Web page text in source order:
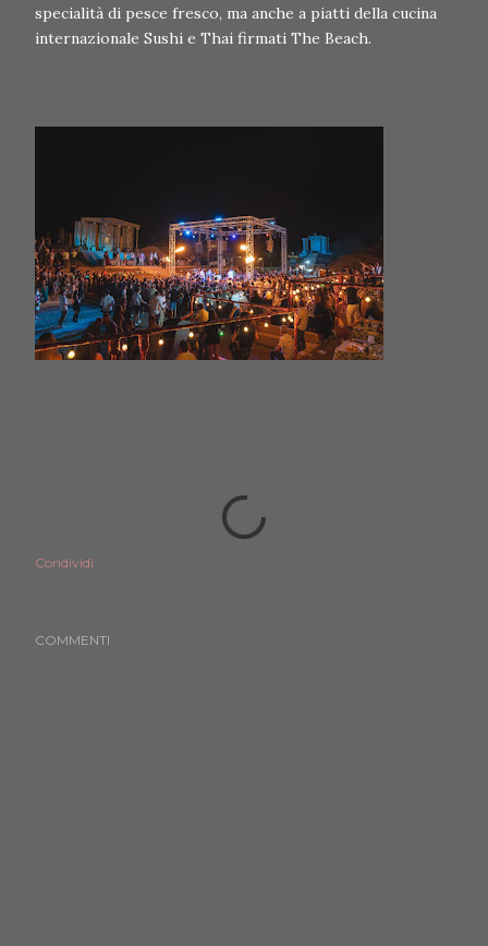
specialità di pesce fresco, ma anche a piatti della cucina
internazionale Sushi e Thai firmati The Beach.
Condividi
COMMENTI